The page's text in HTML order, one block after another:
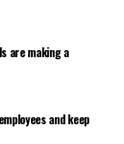
are making a
and keep